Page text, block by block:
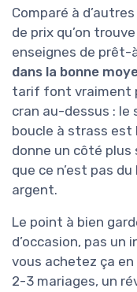
Comparé à
de prix qu’on
enseignes de prêt-
dans la bonne
tarif font vraiment
cran au-dessus : le
boucle à strass est
donne un côté plus
que ce n’est pas
argent.
Le point à bien
d’occasion, pas un
vous achetez ça
2-3 mariages, un